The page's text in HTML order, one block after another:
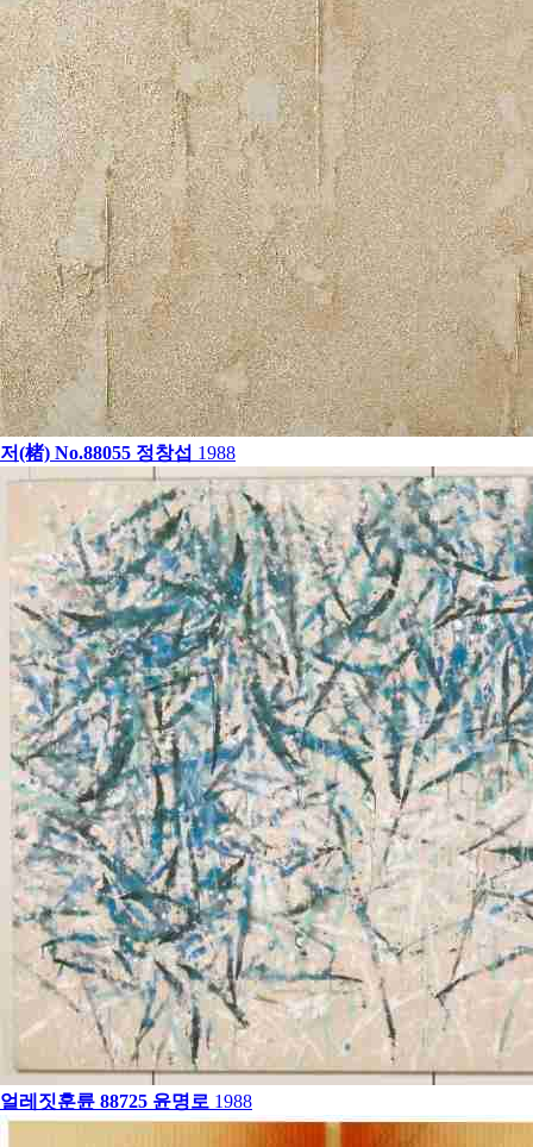
저(楮) No.88055 정창섭 1988
얼레짓훈륜 88725 윤명로 1988